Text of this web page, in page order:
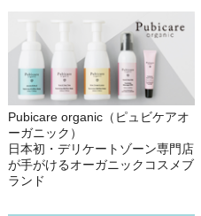
Pubicare organic（ピュビケアオ
ーガニック）
日本初・デリケートゾーン専門店
が手がけるオーガニックコスメブ
ランド